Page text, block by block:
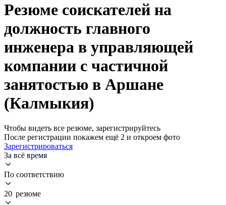
Резюме соискателей на
должность главного
инженера в управляющей
компании с частичной
занятостью в Аршане
(Калмыкия)
Чтобы видеть все резюме, зарегистрируйтесь
После регистрации покажем ещё 2 и откроем фото
Зарегистрироваться
За всё время
По соответствию
20 резюме